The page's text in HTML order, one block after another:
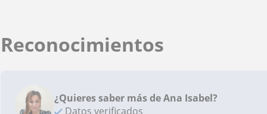
Reconocimientos
¿Quieres saber más de Ana Isabel?
Datos verificados